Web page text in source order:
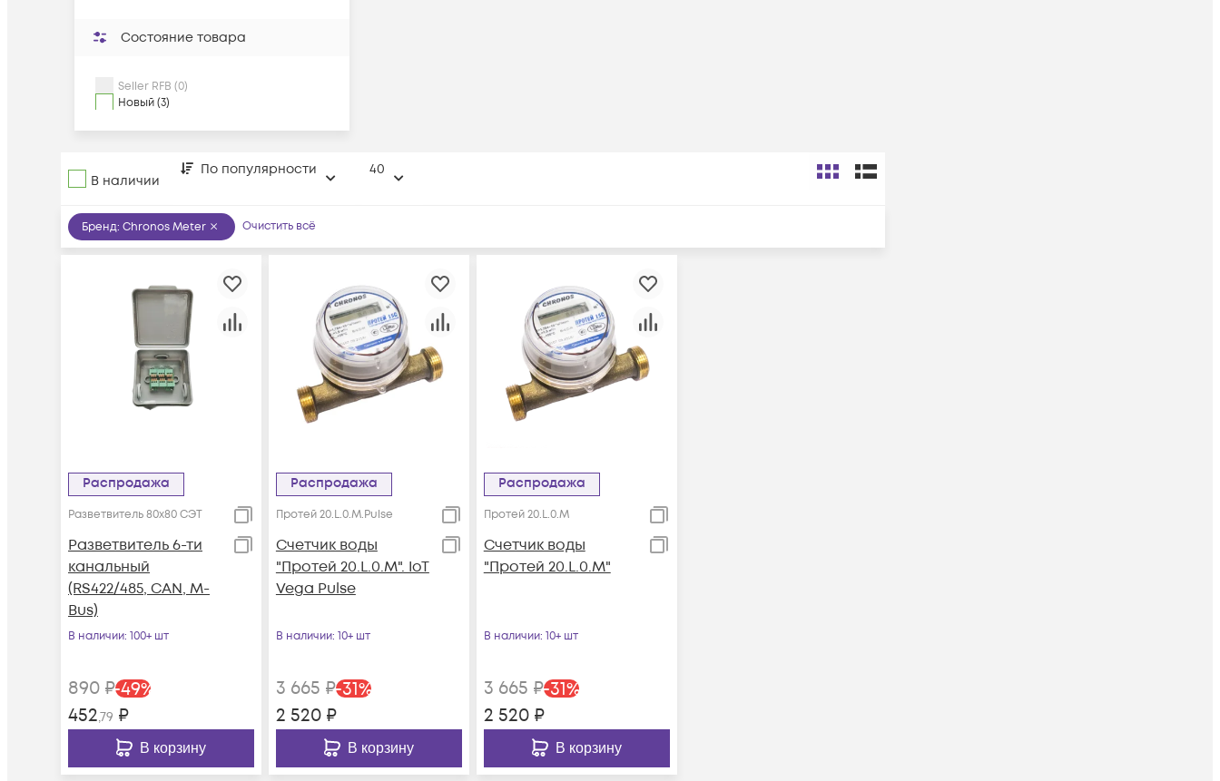
Состояние товара
Seller RFB (0)
Новый (3)
В наличии
По популярности 40
Бренд: Chronos Meter Очистить всё
Распродажа
Разветвитель 80x80 СЭТ
Разветвитель 6-ти
канальный
(RS422/485, CAN, M-
Bus)
В наличии: 100+ шт
890 ₽-49%
452,79 ₽
В корзину
Распродажа
Протей 20.L.0.М.Pulse
Счетчик воды
"Протей 20.L.0.М". IoT
Vega Pulse
В наличии: 10+ шт
3 665 ₽-31%
2 520₽
В корзину
Распродажа
Протей 20.L.0.М
Счетчик воды
"Протей 20.L.0.М"
В наличии: 10+ шт
3 665 ₽-31%
2 520₽
В корзину